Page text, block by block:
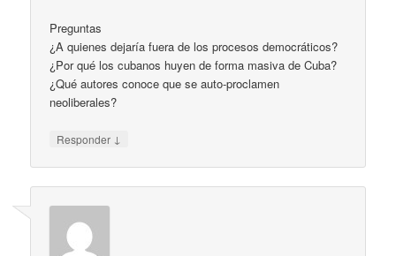
Preguntas
¿A quienes dejaría fuera de los procesos democráticos?
¿Por qué los cubanos huyen de forma masiva de Cuba?
¿Qué autores conoce que se auto-proclamen
neoliberales?
Responder ↓